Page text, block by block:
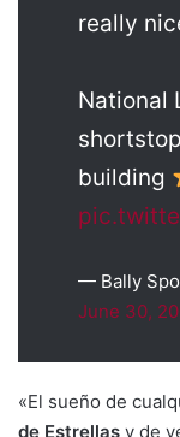
really
National
building
— Bally
June 30,
«El sueño de
de Estrellas y de